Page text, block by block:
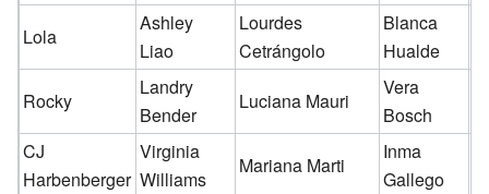
Lola
Ashley
Liao
Lourdes
Cetrángolo
Blanca
Hualde
Rocky
Landry
Bender
Luciana Mauri
Vera
Bosch
CJ
Harbenberger
Virginia
Williams
Mariana Marti
Inma
Gallego